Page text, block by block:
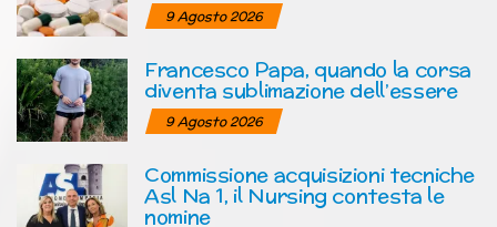
9 Agosto 2026
Francesco Papa, quando la corsa
diventa sublimazione dell’essere
9 Agosto 2026
Commissione acquisizioni tecniche
Asl Na 1, il Nursing contesta le
nomine